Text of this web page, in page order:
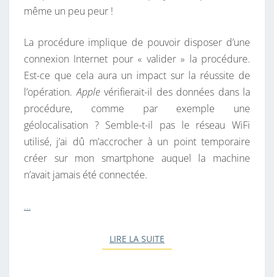
A
C
I
L
!
même un peu peur !
La procédure implique de pouvoir disposer d’une
connexion Internet pour « valider » la procédure.
Est-ce que cela aura un impact sur la réussite de
l’opération.Applevérifierait-il des données dans la
procédure, comme par exemple une
géolocalisation ? Semble-t-il pas le réseau WiFi
utilisé, j’ai dû m’accrocher à un point temporaire
créer sur mon smartphone auquel la machine
n’avait jamais été connectée.
…
LIRE LA SUITE